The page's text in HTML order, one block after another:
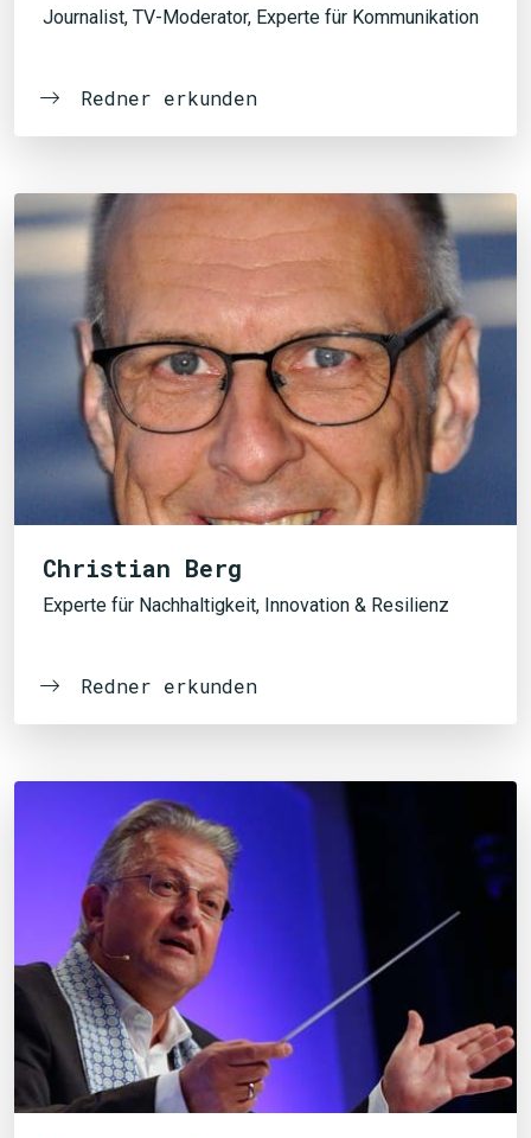
Journalist, TV-Moderator, Experte für Kommunikation
Redner erkunden
Christian Berg
Experte für Nachhaltigkeit, Innovation & Resilienz
Redner erkunden